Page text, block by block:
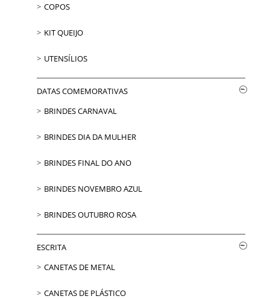
COPOS
KIT QUEIJO
UTENSÍLIOS
DATAS COMEMORATIVAS
BRINDES CARNAVAL
BRINDES DIA DA MULHER
BRINDES FINAL DO ANO
BRINDES NOVEMBRO AZUL
BRINDES OUTUBRO ROSA
ESCRITA
CANETAS DE METAL
CANETAS DE PLÁSTICO